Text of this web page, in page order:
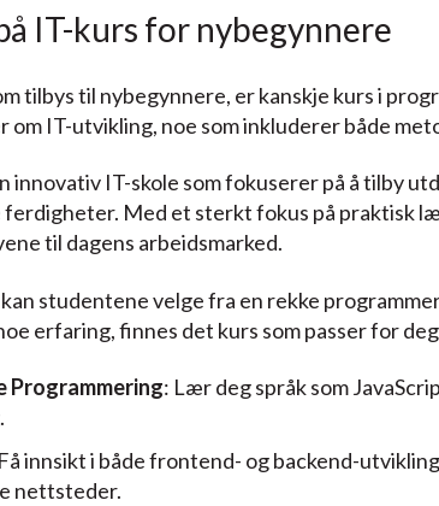
IT-kurs for nybegynnere
tilbys til nybegynnere, er kanskje kurs i
om IT-utvikling, noe som inkluderer både
innovativ IT-skole som fokuserer på å tilby
Med et sterkt fokus på praktisk
til dagens arbeidsmarked.
studentene velge fra en rekke
erfaring, finnes det kurs som passer for
Programmering: Lær deg språk som
innsikt i både frontend- og backend-
nettsteder.